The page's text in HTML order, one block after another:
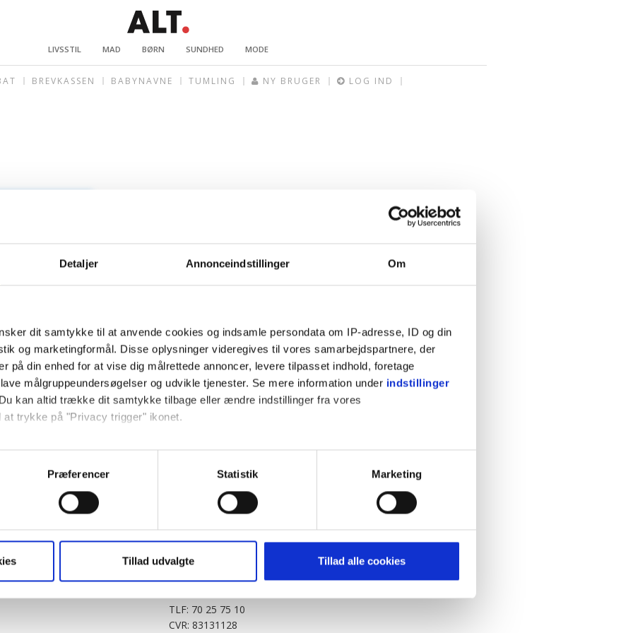
Detaljer Annonceindstillinger Om
dit samtykke til at anvende cookies og indsamle persondata om IP-adresse, ID og din
og marketingformål. Disse oplysninger videregives til vores samarbejdspartnere, der
på din enhed for at vise dig målrettede annoncer, levere tilpasset indhold, foretage
målgruppeundersøgelser og udvikle tjenester. Se mere information under indstillinger
kan altid trække dit samtykke tilbage eller ændre indstillinger fra vores
at trykke på "Privacy trigger" ikonet.
gerne:
om din placering, der kan være nøjagtig inden for få meter
baseret på en scanning af dens unikke karakteristika (fingerprinting)
må bruge egne cookies og cookies fra tredjeparter til at optimere dit besøg på vores
generere statistik og huske dine præferencer samt til brug for markedsføring, så vi
tilbage. Du skal være opmærksom på, at vores hjemmeside muligvis ikke fungerer
cookies eller tilbagetrækker et samtykke. Du kan læse mere om vores brug af cookies
Præferencer Statistik Marketing
Tillad udvalgte Tillad alle cookies
LIVSSTIL MAD BØRN SUNDHED MODE
BREVKASSEN BABYNAVNE TUMLING NY BRUGER LOG IND
KitchenOne.dk
Jollyroom.dk
Outnorth.dk
Klikk.no
Alt.dk
Realityportalen.dk
Cookiepolitik
Privatlivspolitik
BABY.DK
Story House Egmont A/S
Strødamvej 46
TLF: 70 25 75 10
CVR: 83131128